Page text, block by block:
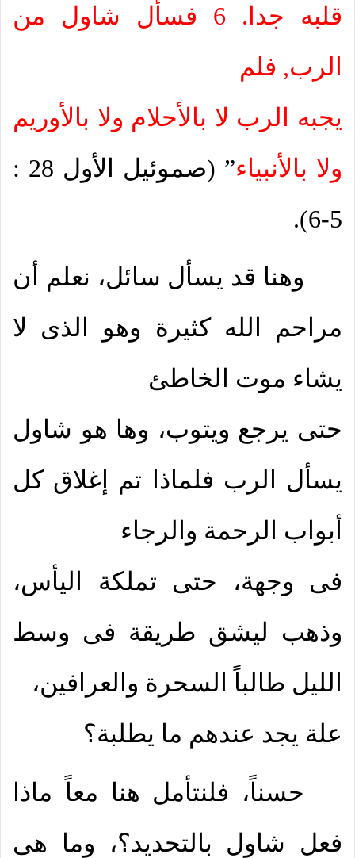
قلبه جدا. 6 فسأل شاول من
الرب, فلم
يجبه الرب لا بالأحلام ولا بالأوريم
ولا بالأنبياء
” (صموئيل الأول 28 :
5-6).
وهنا قد يسأل سائل، نعلم أن
مراحم الله كثيرة وهو الذى لا
يشاء موت الخاطئ
حتى يرجع ويتوب، وها هو شاول
يسأل الرب فلماذا تم إغلاق كل
أبواب الرحمة والرجاء
فى وجهة، حتى تملكة اليأس،
وذهب ليشق طريقة فى وسط
الليل طالباً السحرة والعرافين،
علة يجد عندهم ما يطلبة؟
حسناً، فلنتأمل هنا معاً ماذا
فعل شاول بالتحديد؟، وما هى